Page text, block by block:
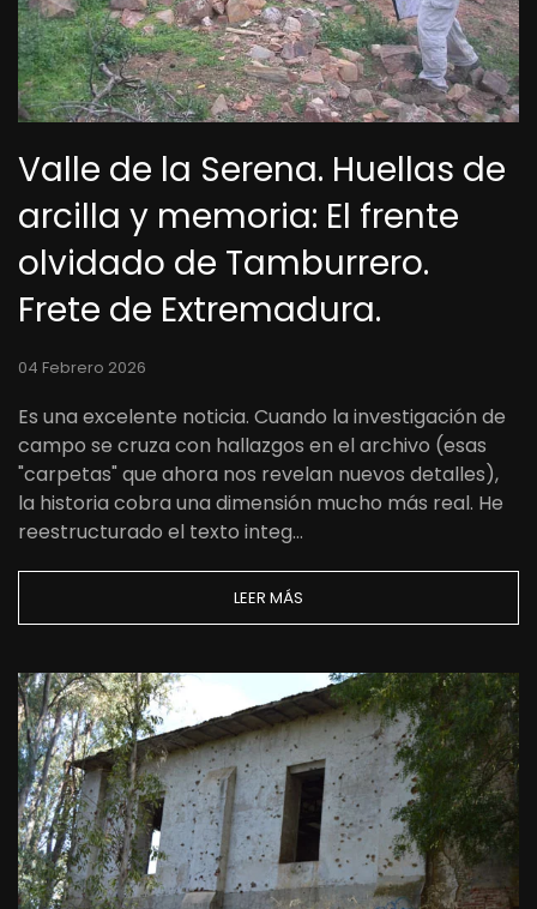
Valle de la Serena. Huellas de
arcilla y memoria: El frente
olvidado de Tamburrero.
Frete de Extremadura.
04 Febrero 2026
Es una excelente noticia. Cuando la investigación de
campo se cruza con hallazgos en el archivo (esas
"carpetas" que ahora nos revelan nuevos detalles),
la historia cobra una dimensión mucho más real. He
reestructurado el texto integ…
LEER MÁS